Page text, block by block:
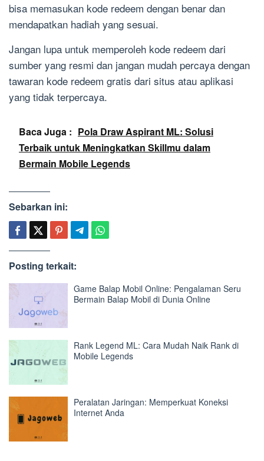
bisa memasukan kode redeem dengan benar dan
mendapatkan hadiah yang sesuai.
Jangan lupa untuk memperoleh kode redeem dari
sumber yang resmi dan jangan mudah percaya dengan
tawaran kode redeem gratis dari situs atau aplikasi
yang tidak terpercaya.
Baca Juga : Pola Draw Aspirant ML: Solusi
Terbaik untuk Meningkatkan Skillmu dalam
Bermain Mobile Legends
Sebarkan ini:
Posting terkait:
Game Balap Mobil Online: Pengalaman Seru
Bermain Balap Mobil di Dunia Online
Rank Legend ML: Cara Mudah Naik Rank di
Mobile Legends
Peralatan Jaringan: Memperkuat Koneksi
Internet Anda